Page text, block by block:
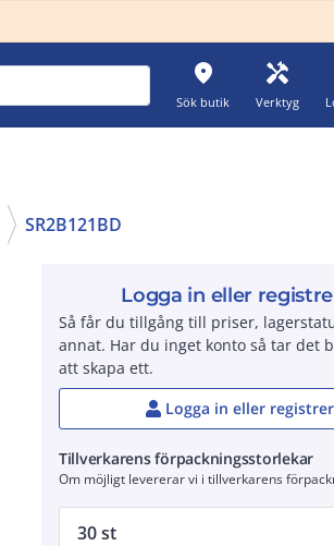
place
Sök butik
handyman
Verktyg
SR2B121BD
Logga in eller
Så får du tillgång till priser,
annat. Har du inget konto så tar det
att skapa ett.
Logga in eller
Tillverkarens förpackningsstorlekar
Om möjligt levererar vi i tillverkarens
30 st